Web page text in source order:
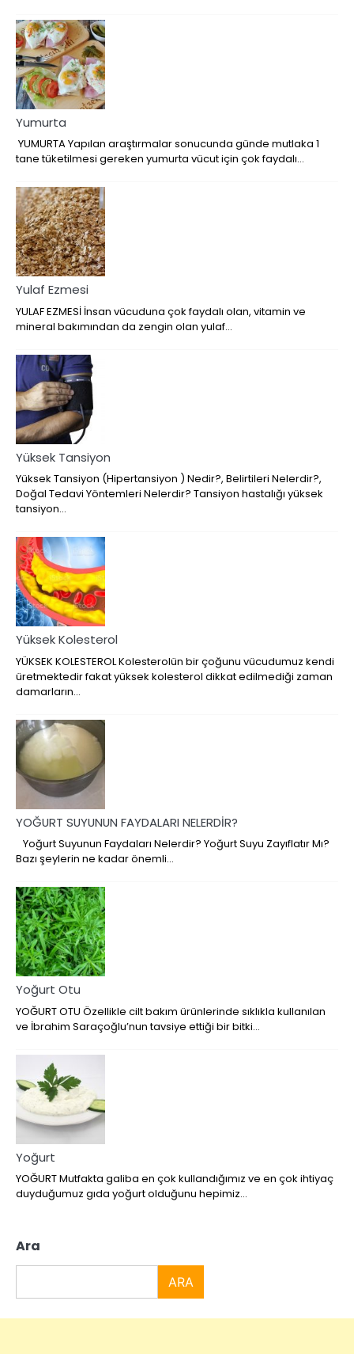
Yumurta
YUMURTA Yapılan araştırmalar sonucunda günde mutlaka 1
tane tüketilmesi gereken yumurta vücut için çok faydalı…
Yulaf Ezmesi
YULAF EZMESİ İnsan vücuduna çok faydalı olan, vitamin ve
mineral bakımından da zengin olan yulaf…
Yüksek Tansiyon
Yüksek Tansiyon (Hipertansiyon ) Nedir?, Belirtileri Nelerdir?,
Doğal Tedavi Yöntemleri Nelerdir? Tansiyon hastalığı yüksek
tansiyon…
Yüksek Kolesterol
YÜKSEK KOLESTEROL Kolesterolün bir çoğunu vücudumuz kendi
üretmektedir fakat yüksek kolesterol dikkat edilmediği zaman
damarların…
YOĞURT SUYUNUN FAYDALARI NELERDİR?
Yoğurt Suyunun Faydaları Nelerdir? Yoğurt Suyu Zayıflatır Mı?
Bazı şeylerin ne kadar önemli…
Yoğurt Otu
YOĞURT OTU Özellikle cilt bakım ürünlerinde sıklıkla kullanılan
ve İbrahim Saraçoğlu’nun tavsiye ettiği bir bitki…
Yoğurt
YOĞURT Mutfakta galiba en çok kullandığımız ve en çok ihtiyaç
duyduğumuz gıda yoğurt olduğunu hepimiz…
Ara
ARA